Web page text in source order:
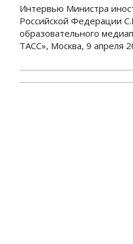
Интервью Министра
Российской Федерации
образовательного
ТАСС», Москва, 9 апреля